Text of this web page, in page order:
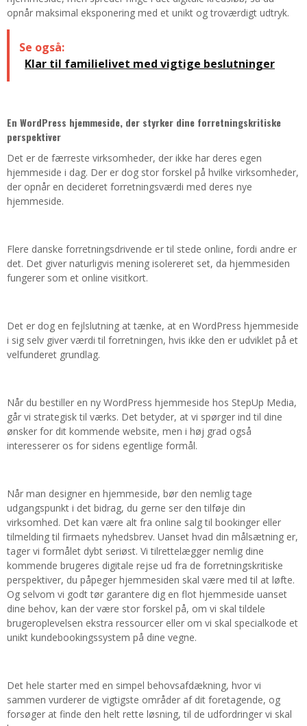
opnår maksimal eksponering med et unikt og troværdigt udtryk.
Se også:
Klar til familielivet med vigtige beslutninger
En WordPress hjemmeside, der styrker dine forretningskritiske
perspektiver
Det er de færreste virksomheder, der ikke har deres egen
hjemmeside i dag. Der er dog stor forskel på hvilke virksomheder,
der opnår en decideret forretningsværdi med deres nye
hjemmeside.
Flere danske forretningsdrivende er til stede online, fordi andre er
det. Det giver naturligvis mening isolereret set, da hjemmesiden
fungerer som et online visitkort.
Det er dog en fejlslutning at tænke, at en WordPress hjemmeside
i sig selv giver værdi til forretningen, hvis ikke den er udviklet på et
velfunderet grundlag.
Når du bestiller en ny WordPress hjemmeside hos StepUp Media,
går vi strategisk til værks. Det betyder, at vi spørger ind til dine
ønsker for dit kommende website, men i høj grad også
interesserer os for sidens egentlige formål.
Når man designer en hjemmeside, bør den nemlig tage
udgangspunkt i det bidrag, du gerne ser den tilføje din
virksomhed. Det kan være alt fra online salg til bookinger eller
tilmelding til firmaets nyhedsbrev. Uanset hvad din målsætning er,
tager vi formålet dybt seriøst. Vi tilrettelægger nemlig dine
kommende brugeres digitale rejse ud fra de forretningskritiske
perspektiver, du påpeger hjemmesiden skal være med til at løfte.
Og selvom vi godt tør garantere dig en flot hjemmeside uanset
dine behov, kan der være stor forskel på, om vi skal tildele
brugeroplevelsen ekstra ressourcer eller om vi skal specialkode et
unikt kundebookingssystem på dine vegne.
Det hele starter med en simpel behovsafdækning, hvor vi
sammen vurderer de vigtigste områder af dit foretagende, og
forsøger at finde den helt rette løsning, til de udfordringer vi skal